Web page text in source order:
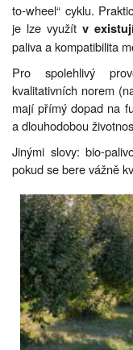
to-wheel“ cyklu.
je lze využít v
paliva a kompatibilita
Pro spolehlivý
kvalitativních norem
mají přímý dopad na
a dlouhodobou
Jinými slovy: bio-
pokud se bere vážně